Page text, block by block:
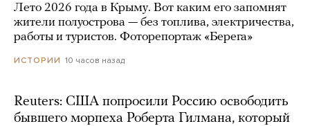
Лето 2026 года в Крыму. Вот каким его запомнят
жители полуострова — без топлива, электричества,
работы и туристов. Фоторепортаж «Берега»
ИСТОРИИ 10 часов назад
Reuters: США попросили Россию освободить
бывшего морпеха Роберта Гилмана, который